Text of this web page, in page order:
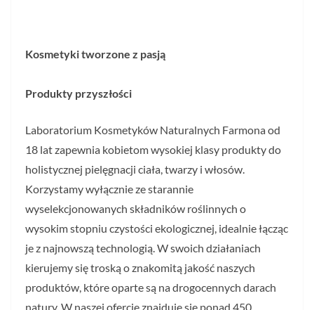
Kosmetyki tworzone z pasją
Produkty przyszłości
Laboratorium Kosmetyków Naturalnych Farmona od
18 lat zapewnia kobietom wysokiej klasy produkty do
holistycznej pielęgnacji ciała, twarzy i włosów.
Korzystamy wyłącznie ze starannie
wyselekcjonowanych składników roślinnych o
wysokim stopniu czystości ekologicznej, idealnie łącząc
je z najnowszą technologią. W swoich działaniach
kierujemy się troską o znakomitą jakość naszych
produktów, które oparte są na drogocennych darach
natury. W naszej ofercie znajduje się ponad 450